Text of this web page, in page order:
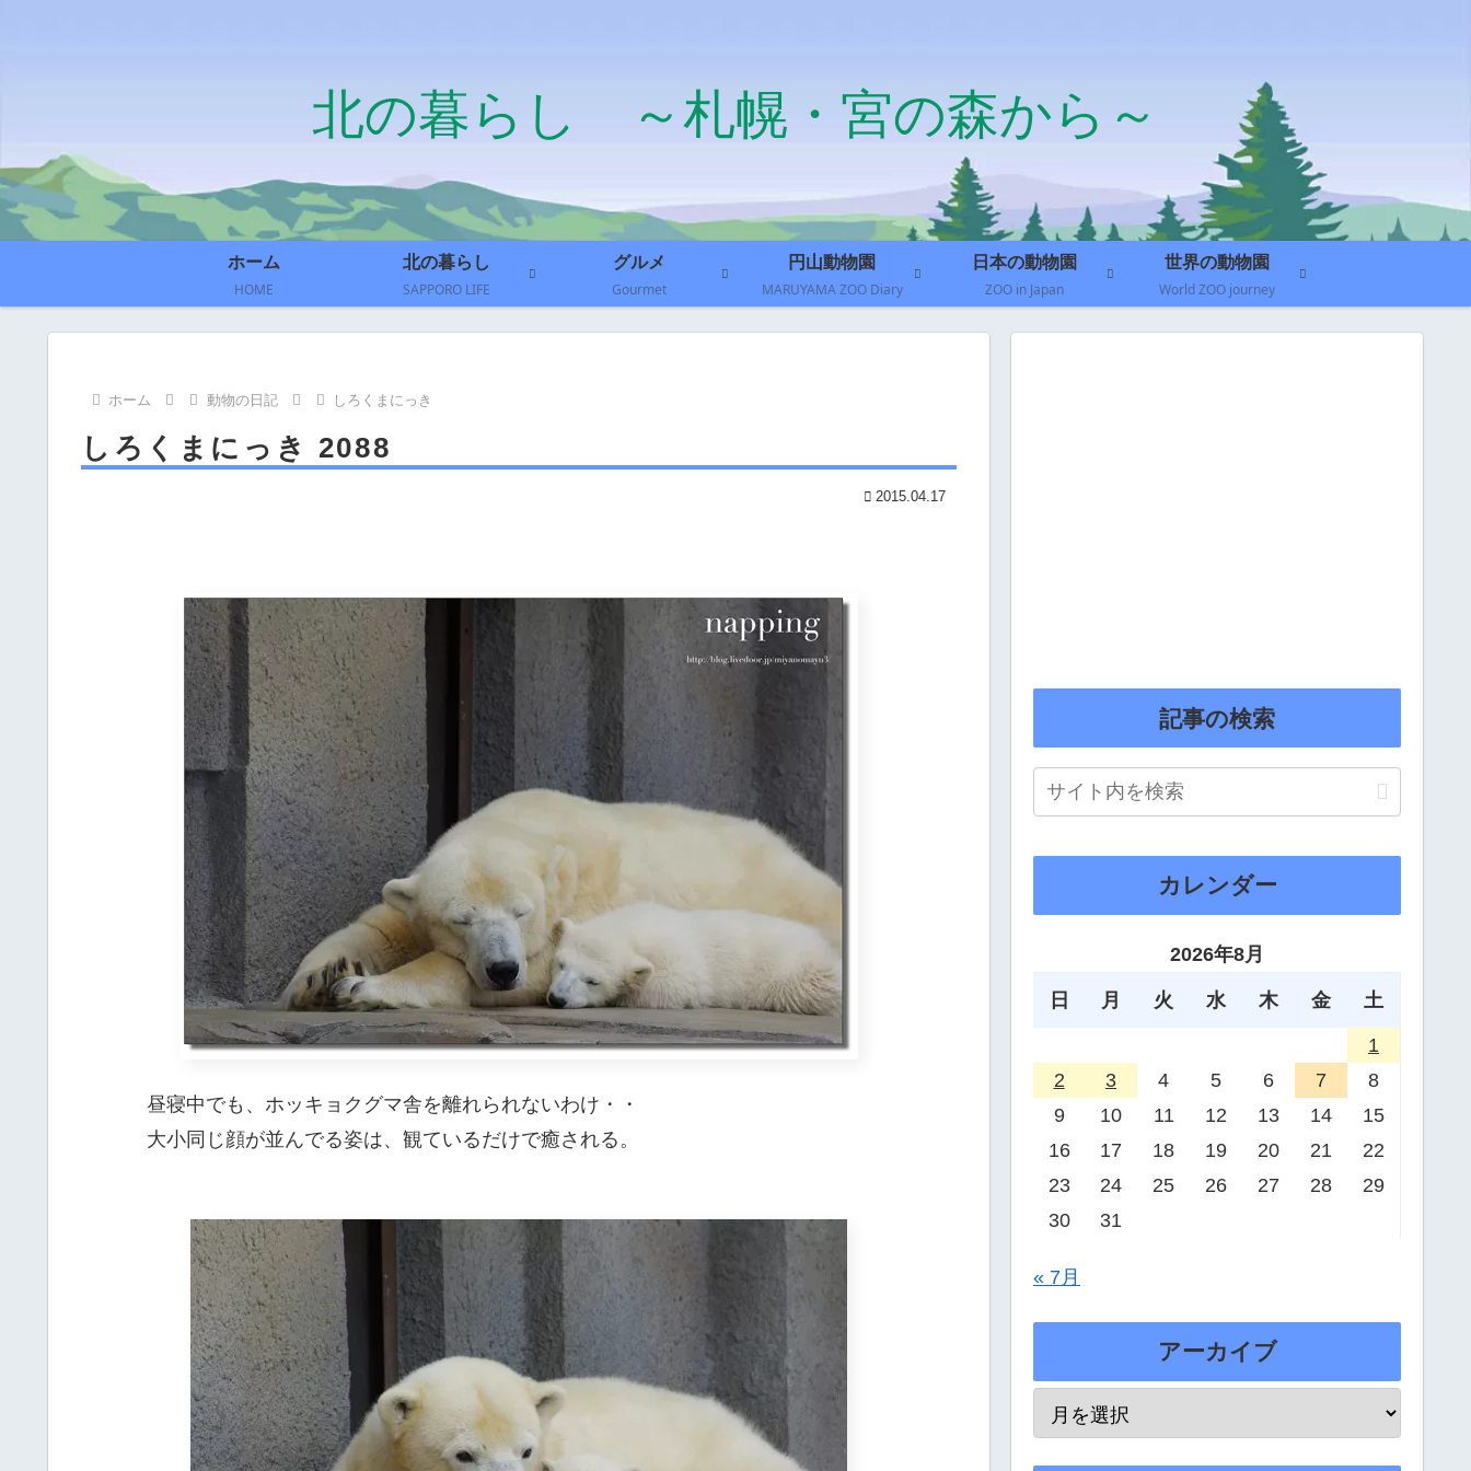
北の暮らし ～札幌・宮の森から～
ホーム
HOME
北の暮らし
SAPPORO LIFE
グルメ
Gourmet
円山動物園
MARUYAMA ZOO Diary
日本の動物園
ZOO in Japan
世界の動物園
World ZOO journey
ホーム 動物の日記 しろくまにっき
しろくまにっき 2088
2015.04.17
昼寝中でも、ホッキョクグマ舎を離れられないわけ・・
大小同じ顔が並んでる姿は、観ているだけで癒される。
記事の検索
カレンダー
2026年8月
日 月 火 水 木 金 土
1
2
3 4 5 6 7
8
9
10 11 12 13 14
15
16
17 18 19 20 21
22
23
24 25 26 27 28
29
30
31
« 7月
アーカイブ